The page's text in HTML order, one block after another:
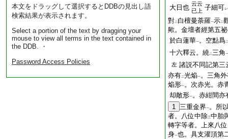
本文をドラッグして選択するとDDBの見出し語
検索結果が表示されます。
Select a portion of the text by dragging your
mouse to view all terms in the text contained in
the DDB. ・
Password Access Policies
大日也 云云
已上 子細可レ
對二 白檀曼荼羅一示二
歟。金壇者經第五
於白蓮華一。空點爲二
十六釋云。繞二三角 一
左 諸説不同記第三
亦有二光焔一。三角
焔形一。次赤光。赤
却敵形一。赤紺間亦
1 三重金界一。所
者。八位中除三中胎
轉字等者。上來八
身一也。具支灌頂第